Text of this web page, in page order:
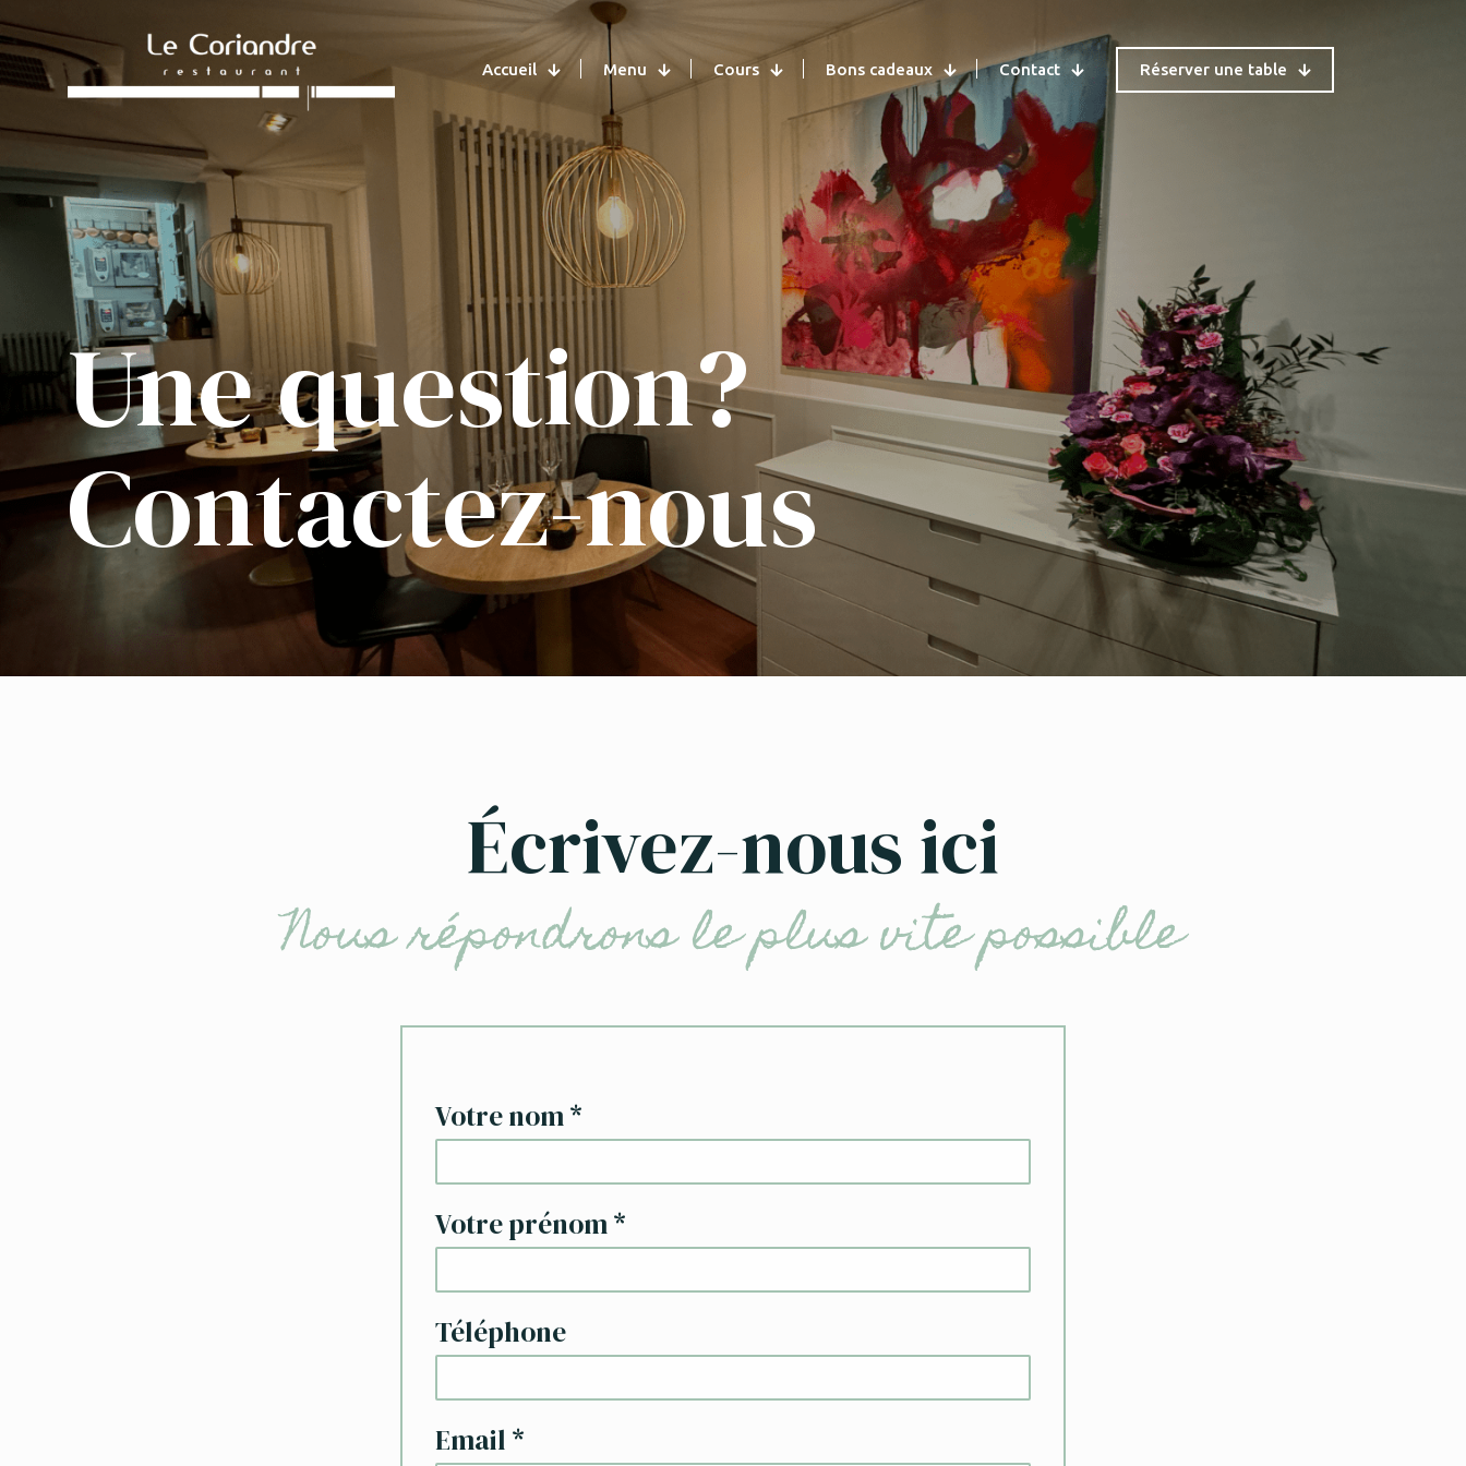
Accueil Menu Cours Bons cadeaux Contact Réserver une table
Une question?
Contactez-nous
Écrivez-nous ici
Nous répondrons le plus vite possible
Votre nom*
Votre prénom*
Téléphone
Email *